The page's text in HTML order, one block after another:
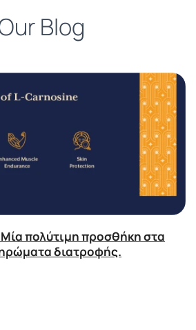
Blog
Μία πολύτιμη προσθήκη στα
διατροφής.